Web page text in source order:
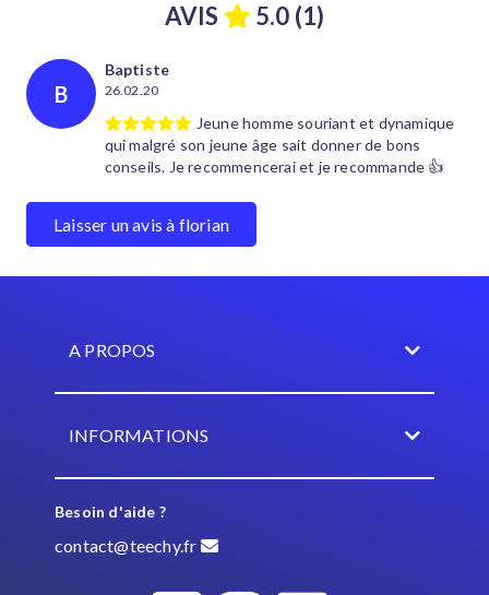
AVIS 5.0 (1)
B
Baptiste
26.02.20
Jeune homme souriant et dynamique
qui malgré son jeune âge sait donner de bons
conseils. Je recommencerai et je recommande 👍
Laisser un avis à florian
A PROPOS
INFORMATIONS
Besoin d'aide ?
contact@teechy.fr